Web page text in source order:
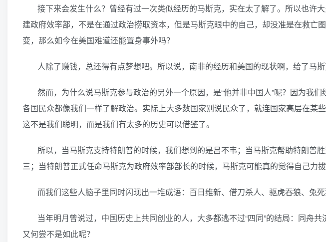
接下来会发生什么？曾经有过一次类似经历的马斯克，实在太了解了。所以也许
建政府效率部，不是在通过政治捞取资本，但是马斯克眼中的自己，却没准是在救亡
变，那么如今在美国难道还能置身事外吗？
人除了赚钱，总还得有点梦想吧。所以说，南非的经历和美国的现状啊，给了马
然而，为什么说马斯克参与政治的另外一个原因，是“他并非中国人”呢？因为我
各国民众都像我们一样了解政治。实际上大多数国家别说民众了，就连国家高层在某
这不是我们聪明，而是我们有太多的历史可以借鉴了。
所以，当马斯克支持特朗普的时候，我们想到的是吕不韦；当马斯克帮助特朗普
三；当特朗普正式任命马斯克为政府效率部部长的时候，马斯克可能真的觉得自己力拔
而我们这些人脑子里同时闪现出一堆成语：百日维新、借刀杀人、驱虎吞狼、兔
当年明月曾说过，中国历史上共同创业的人，大多都逃不过“四同”的结局：同舟
又何尝不是如此呢？